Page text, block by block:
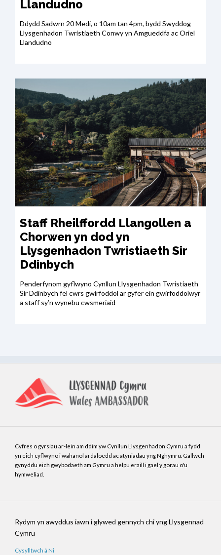
Llandudno
Ddydd Sadwrn 20 Medi, o 10am tan 4pm, bydd Swyddog
Llysgenhadon Twristiaeth Conwy yn Amgueddfa ac Oriel
Llandudno
Staff Rheilffordd Llangollen a
Chorwen yn dod yn
Llysgenhadon Twristiaeth Sir
Ddinbych
Penderfynom gyflwyno Cynllun Llysgenhadon Twristiaeth
Sir Ddinbych fel cwrs gwirfoddol ar gyfer ein gwirfoddolwyr
a staff sy’n wynebu cwsmeriaid
Cyfres o gyrsiau ar-lein am ddim yw Cynllun Llysgenhadon Cymru a fydd
yn eich cyflwyno i wahanol ardaloedd ac atyniadau yng Nghymru. Gallwch
gynyddu eich gwybodaeth am Gymru a helpu eraill i gael y gorau o'u
hymweliad.
Rydym yn awyddus iawn i glywed gennych chi yng Llysgennad
Cymru
Cysylltwch â Ni